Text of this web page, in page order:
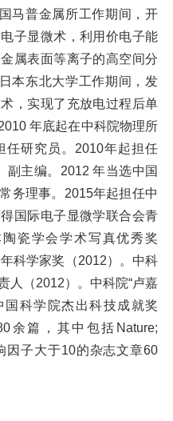
马普金属所工作期间，开
子显微术，利用价电子能
属表面等离子的高空间分
本东北大学工作期间，发
，实现了充放电过程后单
年底起在中科院物理所
任研究员。2010年起担任
副主编。2012 年当选中国
务理事。2015年起担任中
国际电子显微学联合会青
瓷学会学术写真优秀奖
科学家奖（2012）。中科
人（2012）。中科院“卢嘉
国科学院杰出科技成就奖
余篇，其中包括Nature;
因子大于10的杂志文章60